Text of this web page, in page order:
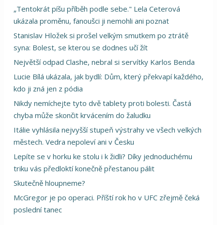
„Tentokrát píšu příběh podle sebe." Lela Ceterová
ukázala proměnu, fanoušci ji nemohli ani poznat
Stanislav Hložek si prošel velkým smutkem po ztrátě
syna: Bolest, se kterou se dodnes učí žít
Největší odpad Clashe, nebral si servítky Karlos Benda
Lucie Bílá ukázala, jak bydlí: Dům, který překvapí každého,
kdo ji zná jen z pódia
Nikdy nemíchejte tyto dvě tablety proti bolesti. Častá
chyba může skončit krvácením do žaludku
Itálie vyhlásila nejvyšší stupeň výstrahy ve všech velkých
městech. Vedra nepoleví ani v Česku
Lepíte se v horku ke stolu i k židli? Díky jednoduchému
triku vás předloktí konečně přestanou pálit
Skutečně hloupneme?
McGregor je po operaci. Příští rok ho v UFC zřejmě čeká
poslední tanec